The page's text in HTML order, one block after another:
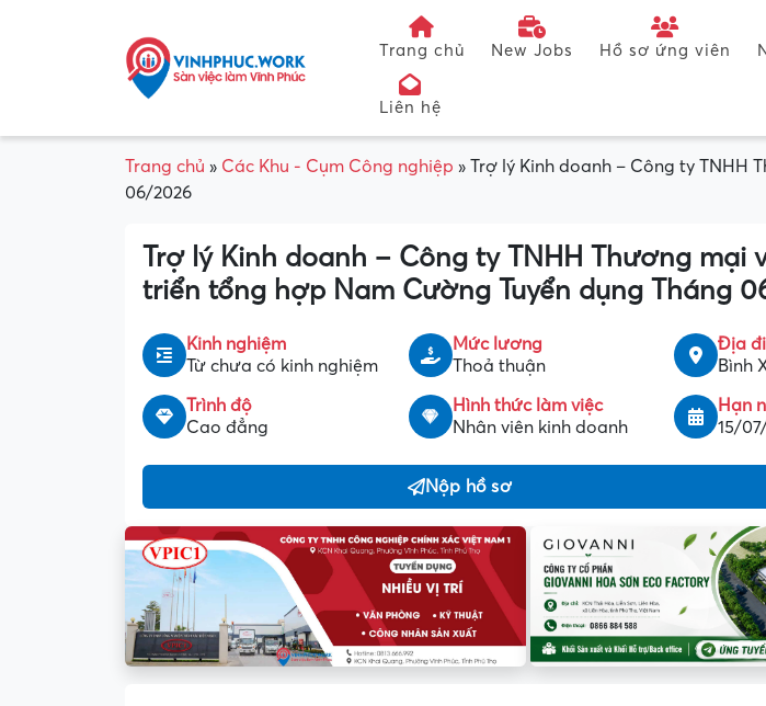
Trang chủ New Jobs Hồ sơ ứng viên
Liên hệ
Trang chủ » Các Khu - Cụm Công nghiệp » Trợ lý Kinh doanh – Công ty TNHH
06/2026
Trợ lý Kinh doanh – Công ty TNHH Thương mại
triển tổng hợp Nam Cường Tuyển dụng Tháng
Kinh nghiệm
Từ chưa có kinh nghiệm
Mức lương
Thoả thuận
Địa
Bình
Trình độ
Cao đẳng
Hình thức làm việc
Nhân viên kinh doanh
Hạn
15/
Nộp hồ sơ